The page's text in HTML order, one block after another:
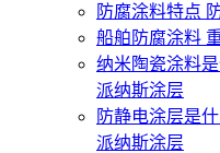
防腐涂料特点
船舶防腐涂料
纳米陶瓷涂料
派纳斯涂层
防静电涂层是
派纳斯涂层